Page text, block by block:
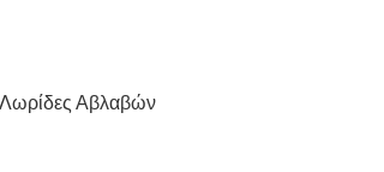
Λωρίδες Αβλαβών